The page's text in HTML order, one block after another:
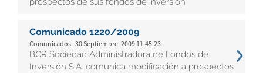
Comunicado 1220/2009
Comunicados | 30 Septiembre, 2009 11:45:23
BCR Sociedad Administradora de Fondos de
Inversión S.A. comunica modificación a prospectos